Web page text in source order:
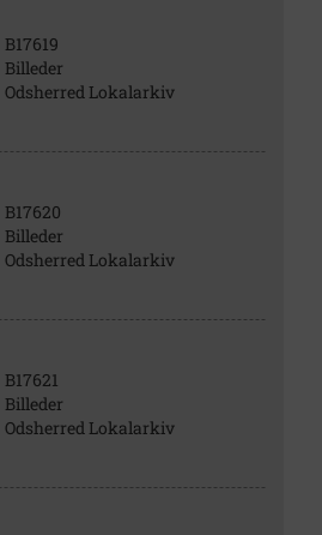
B17619
Billeder
Odsherred Lokalarkiv
B17620
Billeder
Odsherred Lokalarkiv
B17621
Billeder
Odsherred Lokalarkiv